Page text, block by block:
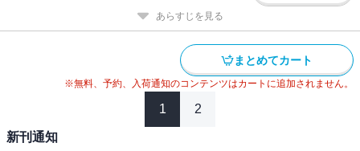
あらすじを見る
まとめてカート
※無料、予約、入荷通知のコンテンツはカートに追加されません。
1 2
新刊通知